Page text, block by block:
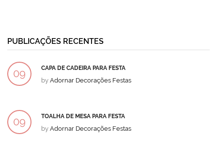
PUBLICAÇÕES RECENTES
09 CAPA DE CADEIRA PARA FESTA
by Adornar Decorações Festas
09 TOALHA DE MESA PARA FESTA
by Adornar Decorações Festas